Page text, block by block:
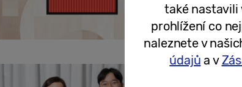
06/06/
také nastavili
prohlížení co
naleznete v
údajů a v